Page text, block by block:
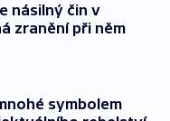
násilný čin v
zranění při něm
symbolem